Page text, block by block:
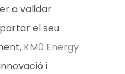
a validar
el seu
KM0 Energy
i